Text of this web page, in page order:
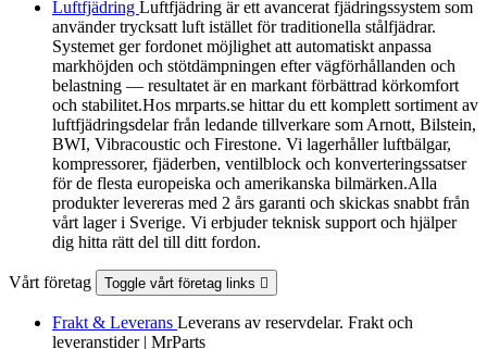
Luftfjädring Luftfjädring är ett avancerat fjädringssystem som
använder trycksatt luft istället för traditionella stålfjädrar.
Systemet ger fordonet möjlighet att automatiskt anpassa
markhöjden och stötdämpningen efter vägförhållanden och
belastning — resultatet är en markant förbättrad körkomfort
och stabilitet.Hos mrparts.se hittar du ett komplett sortiment av
luftfjädringsdelar från ledande tillverkare som Arnott, Bilstein,
BWI, Vibracoustic och Firestone. Vi lagerhåller luftbälgar,
kompressorer, fjäderben, ventilblock och konverteringssatser
för de flesta europeiska och amerikanska bilmärken.Alla
produkter levereras med 2 års garanti och skickas snabbt från
vårt lager i Sverige. Vi erbjuder teknisk support och hjälper
dig hitta rätt del till ditt fordon.
Vårt företag Toggle vårt företag links 
Frakt & Leverans Leverans av reservdelar. Frakt och
leveranstider | MrParts